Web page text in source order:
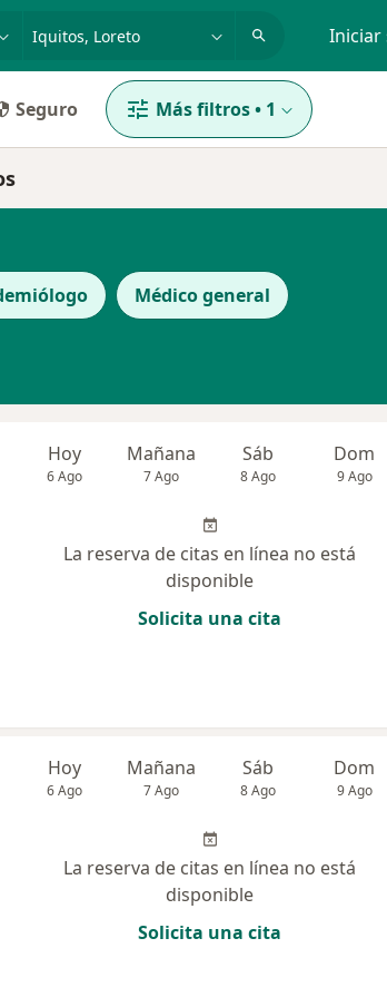
Iniciar
Seguro Más filtros• 1
Médico general
Hoy
6 Ago
Mañana
7 Ago
Sáb
8 Ago
Dom
9 Ago
La reserva de citas en línea no está
disponible
Solicita una cita
Hoy
6 Ago
Mañana
7 Ago
Sáb
8 Ago
Dom
9 Ago
La reserva de citas en línea no está
disponible
Solicita una cita